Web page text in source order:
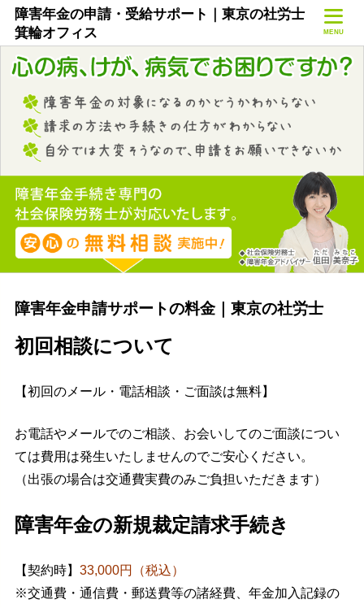
障害年金の申請・受給サポート｜東京の社労士
箕輪オフィス
MENU
障害年金申請サポートの料金｜東京の社労士
初回相談について
【初回のメール・電話相談・ご面談は無料】
お電話やメールでのご相談、お会いしてのご面談につい
ては費用は発生いたしませんのでご安心ください。
（出張の場合は交通費実費のみご負担いただきます）
障害年金の新規裁定請求手続き
【契約時】 33,000円（税込）
※交通費・通信費・郵送費等の諸経費、年金加入記録の